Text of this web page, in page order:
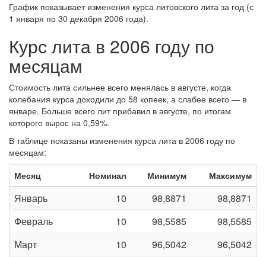
График показывает изменения курса литовского лита за год (с
1 января по 30 декабря 2006 года).
Курс лита в 2006 году по
месяцам
Стоимость лита сильнее всего менялась в августе, когда
колебания курса доходили до 58 копеек, а слабее всего — в
январе. Больше всего лит прибавил в августе, по итогам
которого вырос на 0,59%.
В таблице показаны изменения курса лита в 2006 году по
месяцам:
Месяц
Номинал Минимум Максимум
Январь 10 98,8871
98,8871
Февраль
10 98,5585
98,5585
Март
10 96,5042
96,5042